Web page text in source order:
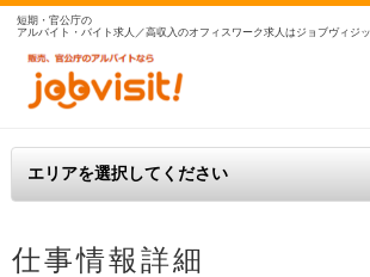
短期・官公庁の
アルバイト・バイト求人／高収入のオフィスワーク求人はジョブヴィジ
仕事情報詳細